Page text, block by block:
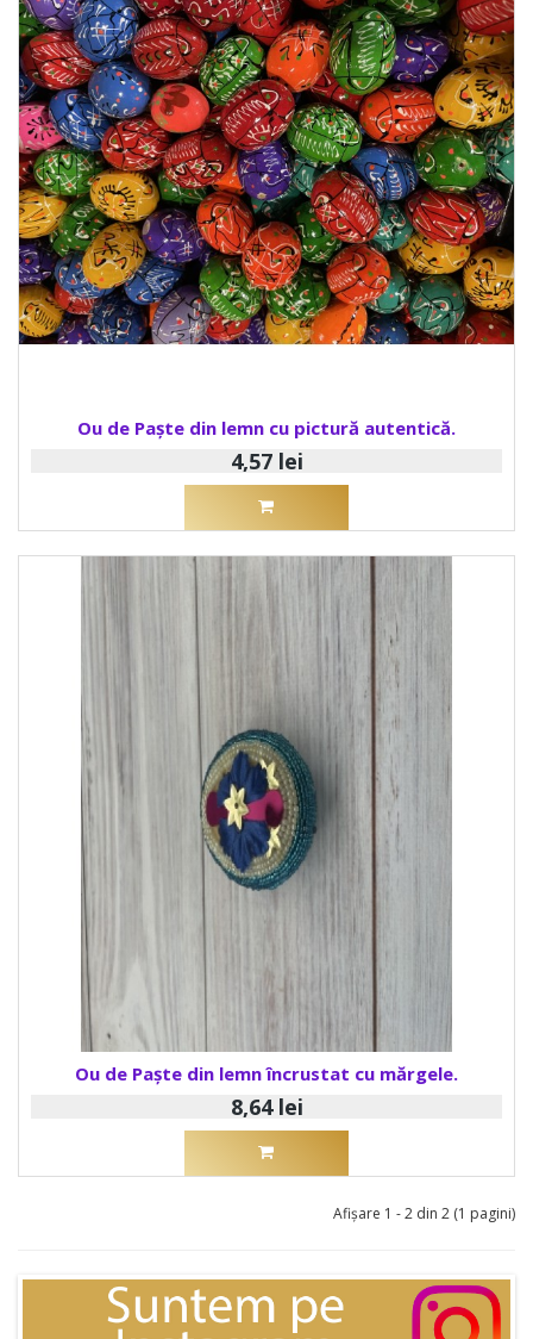
Ou de Paște din lemn cu pictură autentică.
4,57 lei
Ou de Paște din lemn încrustat cu mărgele.
8,64 lei
Afişare 1 - 2 din 2 (1 pagini)